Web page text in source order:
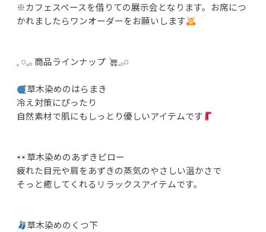
※カフェスペースを借りての展示会となります。お席につ
かれましたらワンオーダーをお願いします
𓈒 𓏸𓈒𓂂 商品ラインナップ 𓈒𓂂𓏸
草木染めのはらまき
冷え対策にぴったり
自然素材で肌にもしっとり優しいアイテムです
草木染めのあずきピロー
疲れた目元や肩をあずきの蒸気のやさしい温かさで
そっと癒してくれるリラックスアイテムです。
草木染めのくつ下